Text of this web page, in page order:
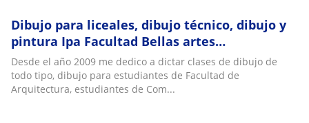
Dibujo para liceales, dibujo técnico, dibujo y
pintura Ipa Facultad Bellas artes
Comunicación Visual Liceo Utu
Desde el año 2009 me dedico a dictar clases de dibujo de
todo tipo, dibujo para estudiantes de Facultad de
Arquitectura, estudiantes de Com...